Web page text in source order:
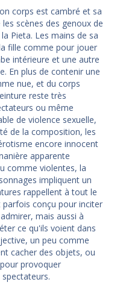
corps est cambré et sa
scènes des genoux de
Pieta. Les mains de sa
fille comme pour jouer
intérieure et une autre
En plus de contenir une
nue, et du corps
reste très
ou même
de violence sexuelle,
de la composition, les
encore innocent
apparente
comme violentes, la
impliquent un
rappellent à tout le
conçu pour inciter
mais aussi à
ce qu'ils voient dans
un peu comme
cacher des objets, ou
provoquer